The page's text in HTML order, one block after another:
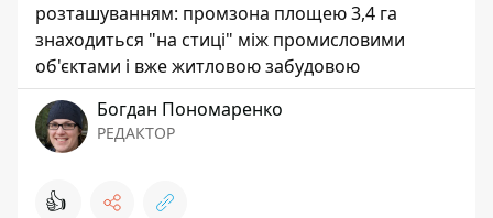
розташуванням: промзона площею 3,4 га
знаходиться "на стиці" між промисловими
об'єктами і вже житловою забудовою
Богдан Пономаренко
РЕДАКТОР
👍